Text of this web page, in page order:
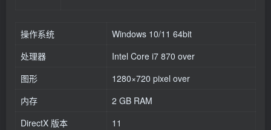
操作系统
Windows 10/11 64bit
处理器
Intel Core i7 870 over
图形
1280×720 pixel over
内存
2 GB RAM
DirectX 版本
11